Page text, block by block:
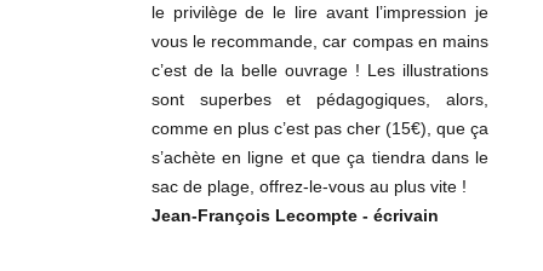
le privilège de le lire avant l’impression je
vous le recommande, car compas en mains
c’est de la belle ouvrage ! Les illustrations
sont superbes et pédagogiques, alors,
comme en plus c’est pas cher (15€), que ça
s’achète en ligne et que ça tiendra dans le
sac de plage, offrez-le-vous au plus vite !
Jean-François Lecompte - écrivain